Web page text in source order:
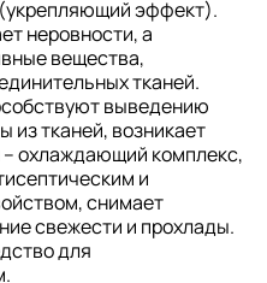
(укрепляющий эффект).
неровности, а
вещества,
тканей.
выведению
из тканей, возникает
охлаждающий комплекс,
и
снимает
свежести и прохлады.
для